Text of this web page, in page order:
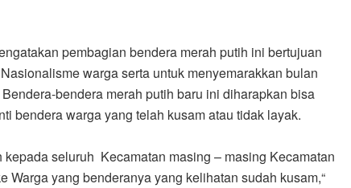
pembagian bendera merah putih ini bertujuan
warga serta untuk menyemarakkan bulan
bendera merah putih baru ini diharapkan bisa
bendera warga yang telah kusam atau tidak layak.
seluruh Kecamatan masing – masing Kecamatan
Warga yang benderanya yang kelihatan sudah kusam,“